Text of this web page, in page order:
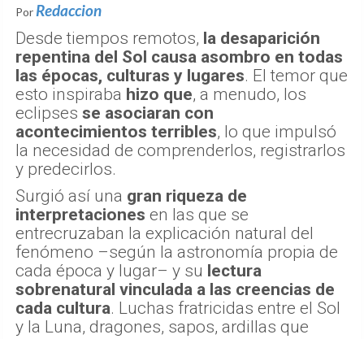
Por Redaccion
Desde tiempos remotos, la desaparición
repentina del Sol causa asombro en todas
las épocas, culturas y lugares. El temor que
esto inspiraba hizo que, a menudo, los
eclipses se asociaran con
acontecimientos terribles, lo que impulsó
la necesidad de comprenderlos, registrarlos
y predecirlos.
Surgió así una gran riqueza de
interpretaciones en las que se
entrecruzaban la explicación natural del
fenómeno –según la astronomía propia de
cada época y lugar– y su lectura
sobrenatural vinculada a las creencias de
cada cultura. Luchas fratricidas entre el Sol
y la Luna, dragones, sapos, ardillas que